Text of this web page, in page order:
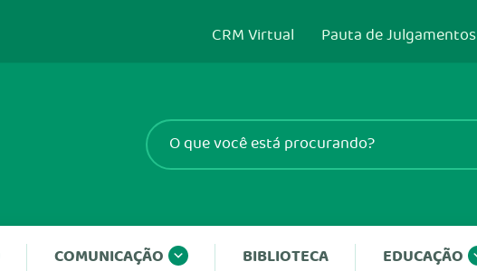
CRM Virtual Pauta de Julgamentos
COMUNICAÇÃO BIBLIOTECA EDUCAÇÃO